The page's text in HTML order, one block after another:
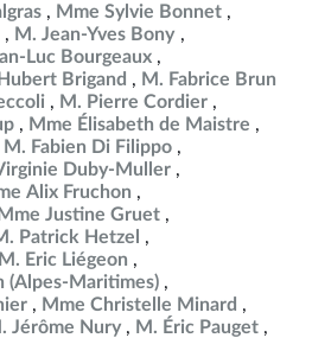
Mme Sylvie Bonnet
M. Jean-Yves Bony
Luc Bourgeaux
Brigand
M. Fabrice Brun
M. Pierre Cordier
Mme Élisabeth de Maistre
M. Fabien Di Filippo
Duby-Muller
Alix Fruchon
Mme Justine Gruet
Patrick Hetzel
M. Eric Liégeon
(Alpes-Maritimes)
Mme Christelle Minard
Jérôme Nury
M. Éric Pauget